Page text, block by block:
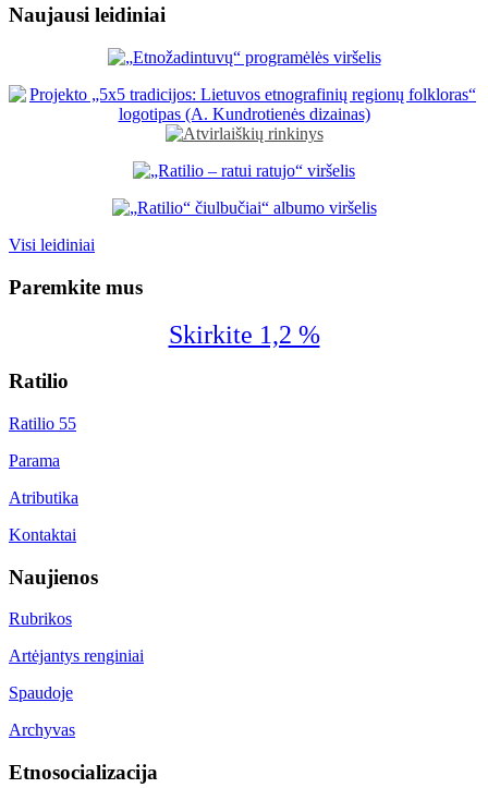
Naujausi leidiniai
Visi leidiniai
Paremkite mus
Skirkite 1,2 %
Ratilio
Ratilio 55
Parama
Atributika
Kontaktai
Naujienos
Rubrikos
Artėjantys renginiai
Spaudoje
Archyvas
Etnosocializacija